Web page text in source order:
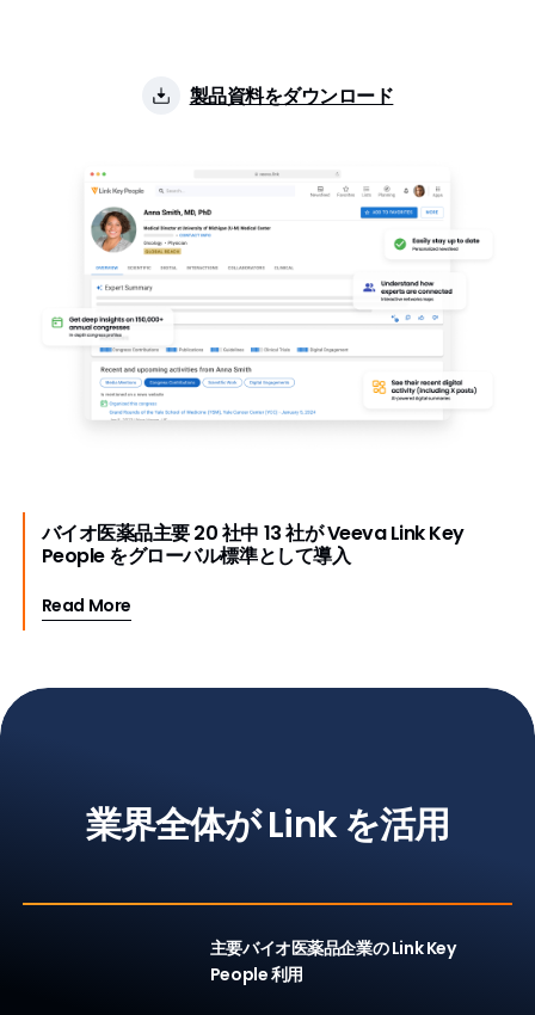
製品資料をダウンロード
バイオ医薬品主要 20 社中 13 社が Veeva Link Key
People をグローバル標準として導入
Read More
業界全体が Link を活用
主要バイオ医薬品企業の Link Key
People 利用